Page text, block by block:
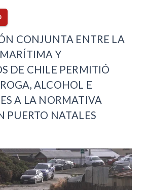
CONJUNTA ENTRE LA
Y
DE CHILE PERMITIÓ
ALCOHOL E
A LA NORMATIVA
PUERTO NATALES